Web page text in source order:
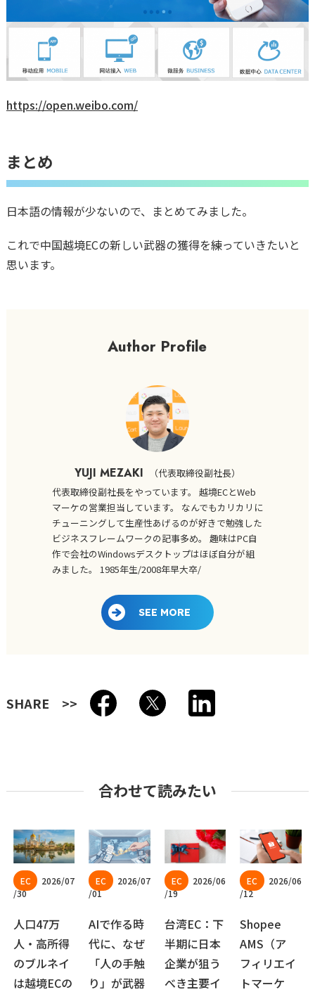
https://open.weibo.com/
まとめ
日本語の情報が少ないので、まとめてみました。
これで中国越境ECの新しい武器の獲得を練っていきたいと
思います。
Author Profile
YUJI MEZAKI （代表取締役副社長）
代表取締役副社長をやっています。 越境ECとWeb
マーケの営業担当しています。 なんでもカリカリに
チューニングして生産性あげるのが好きで勉強した
ビジネスフレームワークの記事多め。 趣味はPC自
作で会社のWindowsデスクトップはほぼ自分が組
みました。 1985年生/2008年早大卒/
SEE MORE
SHARE
合わせて読みたい
2026/07
/30
人口47万
人・高所得
のブルネイ
は越境ECの
2026/07
/01
AIで作る時
代に、なぜ
「人の手触
り」が武器
2026/06
/19
台湾EC：下
半期に日本
企業が狙う
べき主要イ
2026/06
/12
Shopee
AMS（ア
フィリエイ
トマーケ